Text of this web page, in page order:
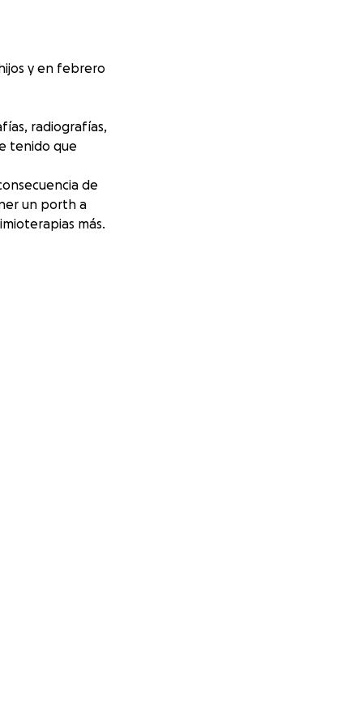
y en febrero
radiografías,
tenido que
de
un porth a
más.
para mis
Esta